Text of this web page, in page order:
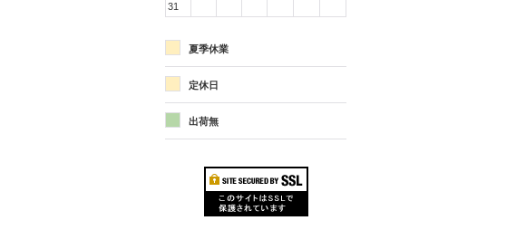
31
夏季休業
定休日
出荷無